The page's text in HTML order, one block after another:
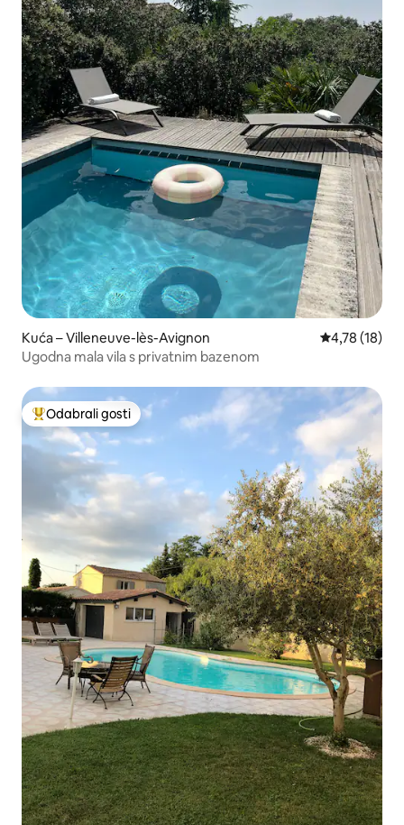
Kuća – Villeneuve-lès-Avignon Prosječna
4,78 (18)
Ugodna mala vila s privatnim bazenom
Među najviše rangiranima s oznakom „Odabrali gosti”
Odabrali gosti